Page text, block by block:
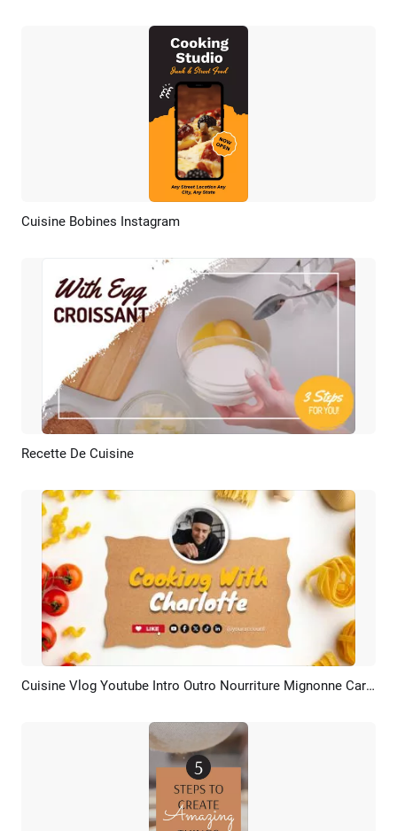
Aperçu
Cuisine Bobines Instagram
Recette De Cuisine
Aperçu Créer IA Cuisine Vlog Youtube Intro Outro Nourriture Mignonne Carton